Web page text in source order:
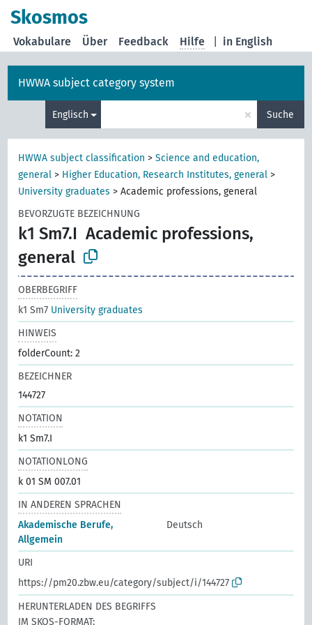
Skosmos
in English
Vokabulare Über Feedback Hilfe
HWWA subject category system
Englisch × Suche
HWWA subject classification >Science and education,
general > Higher Education, Research Institutes, general >
University graduates >Academic professions, general
BEVORZUGTE BEZEICHNUNG
k1 Sm7.I Academic professions,
general
OBERBEGRIFF
k1 Sm7 University graduates
HINWEIS
folderCount: 2
BEZEICHNER
144727
NOTATION
k1 Sm7.I
NOTATIONLONG
k 01 SM 007.01
IN ANDEREN SPRACHEN
Akademische Berufe,
Allgemein
Deutsch
URI
https://pm20.zbw.eu/category/subject/i/144727
HERUNTERLADEN DES BEGRIFFS
IM SKOS-FORMAT: